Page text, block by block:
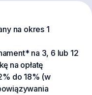
na okres 1
na 3, 6 lub 12
na opłatę
do 18% (w